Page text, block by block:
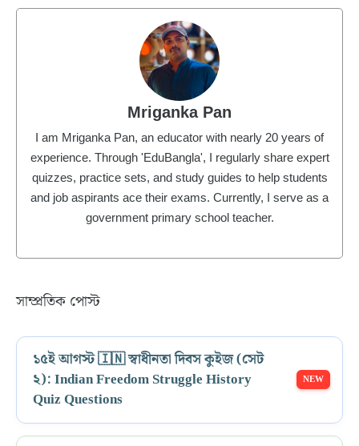
Mriganka Pan
I am Mriganka Pan, an educator with nearly 20 years of
experience. Through 'EduBangla', I regularly share expert
quizzes, practice sets, and study guides to help students
and job aspirants ace their exams. Currently, I serve as a
government primary school teacher.
সাম্প্রতিক পোস্ট
১৫ই আগস্ট 🇮🇳 স্বাধীনতা দিবস কুইজ (সেট
২): Indian Freedom Struggle History
Quiz Questions